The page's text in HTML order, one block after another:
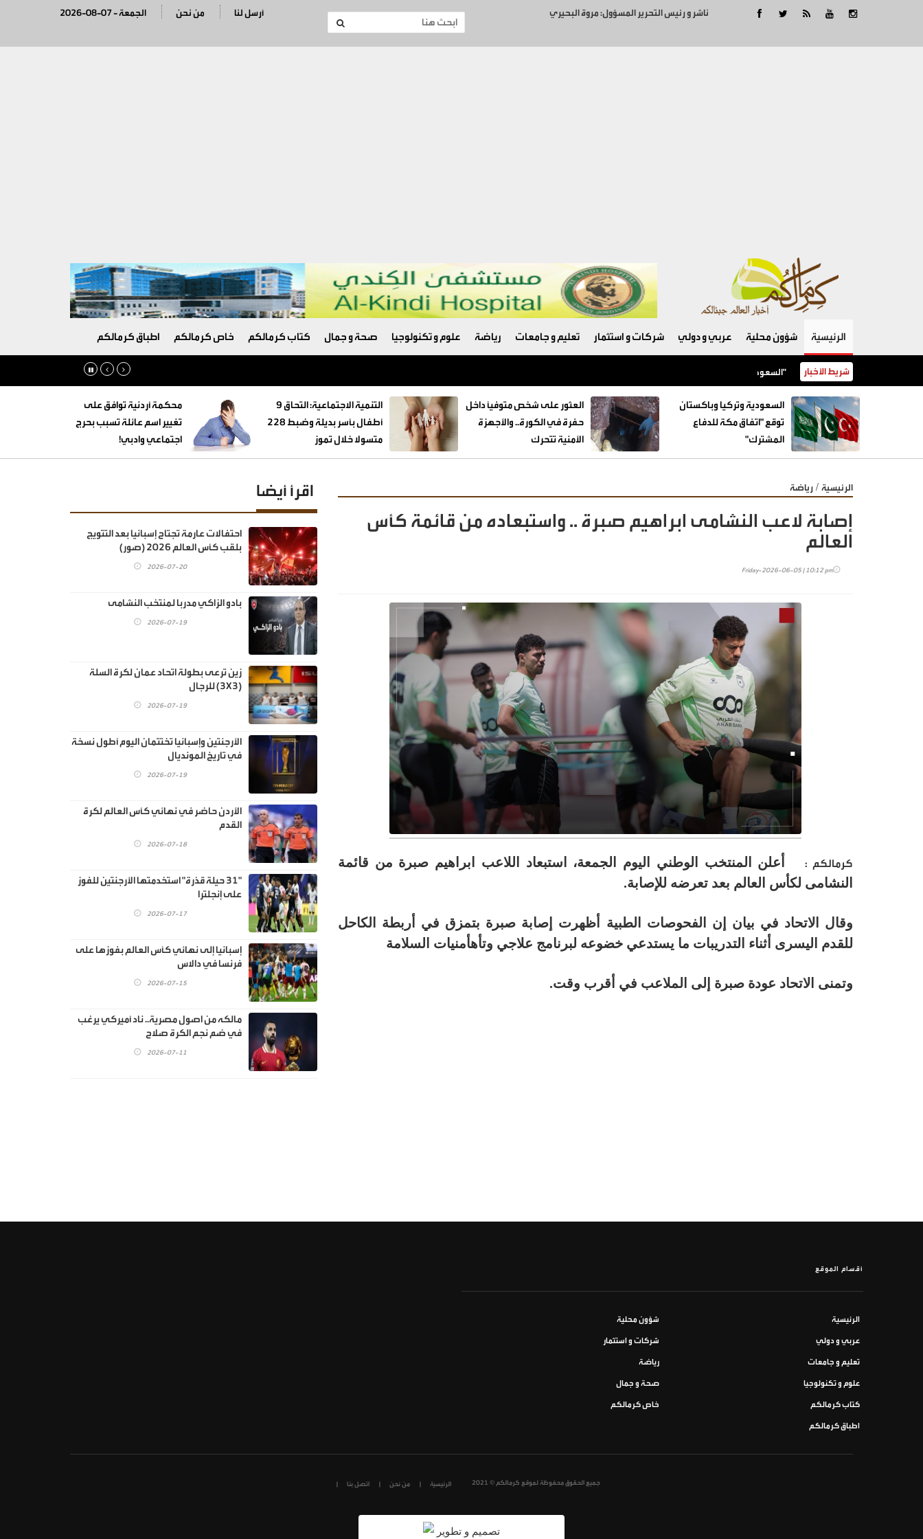
ناشر و رئيس التحرير المسؤول: مروة البحيري 2026-08-07 - الجمعة من نحن أرسل لنا
الرئيسية شؤون محلية عربي و دولي شركات و استثمار تعليم و جامعات رياضة علوم و تكنولوجيا صحة و جمال كتاب كرمالكم خاص كرمالكم اطباق كرمالكم
شريط الأخبار السعودية وتركيا وباكستان توقع "اتفاق مكة للدفاع المشترك"
السعودية وتركيا وباكستان
توقع "اتفاق مكة للدفاع
المشترك"
العثور على شخص متوفيًا داخل
حفرة في الكورة.. والأجهزة
الأمنية تتحرك
‏التنمية الاجتماعية: التحاق 9
أطفال بأسر بديلة وضبط 228
متسولا خلال تموز
محكمة أردنية توافق على
تغيير اسم عائلة تسبب بحرج
اجتماعي وادبي!
الرئيسية / رياضة
إصابة لاعب النشامى ابراهيم صبرة .. واستبعاده من قائمة كأس
العالم
Friday-2026-06-05 | 10:12 pm
كرمالكم :
أعلن المنتخب الوطني اليوم الجمعة، استبعاد اللاعب ابراهيم صبرة من قائمة
النشامى لكأس العالم بعد تعرضه للإصابة.
وقال الاتحاد في بيان إن الفحوصات الطبية أظهرت إصابة صبرة بتمزق في أربطة الكاحل
للقدم اليسرى أثناء التدريبات ما يستدعي خضوعه لبرنامج علاجي وتأهأمنيات السلامة
وتمنى الاتحاد عودة صبرة إلى الملاعب في أقرب وقت.
اقرأ أيضا
احتفالات عارمة تجتاح إسبانيا بعد التتويج
بلقب كأس العالم 2026 (صور)
2026-07-20
بادو الزاكي مدربا لمنتخب النشامى
2026-07-19
زين ترعى بطولة اتحاد عمان لكرة السلة
(3X3) للرجال
2026-07-19
الأرجنتين وإسبانيا تختتمان اليوم أطول نسخة
في تاريخ المونديال
2026-07-19
الأردن حاضر في نهائي كأس العالم لكرة
القدم
2026-07-18
"31 حيلة قذرة" استخدمتها الأرجنتين للفوز
على إنجلترا
2026-07-17
إسبانيا إلى نهائي كأس العالم بفوزها على
فرنسا في دالاس
2026-07-15
مالكه من اصول مصرية.. ناد أميركي يرغب
في ضم نجم الكرة صلاح
2026-07-11
أقسام الموقع
الرئيسية شؤون محلية
عربي و دولي شركات و استثمار
تعليم و جامعات رياضة
علوم و تكنولوجيا صحة و جمال
كتاب كرمالكم خاص كرمالكم
اطباق كرمالكم
جميع الحقوق محفوظة لموقع كرمالكم © 2021 اتصل بنا من نحن الرئيسية
تصميم و تطوير